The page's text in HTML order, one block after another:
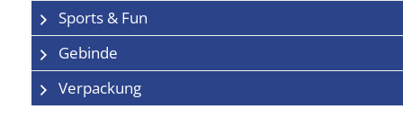
Sports & Fun
Gebinde
Verpackung